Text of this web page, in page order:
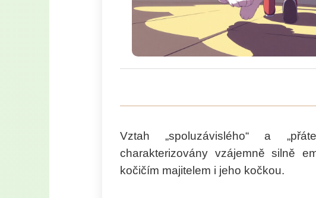
Vztah „spoluzávislého“ a
charakterizovány vzájemně silně
kočičím majitelem i jeho kočkou.